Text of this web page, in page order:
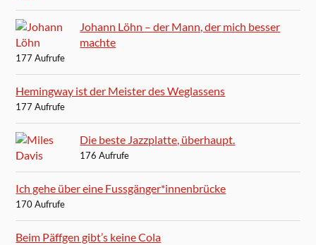
Johann Löhn – der Mann, der mich besser
machte
177 Aufrufe
Hemingway ist der Meister des Weglassens
177 Aufrufe
Die beste Jazzplatte, überhaupt.
176 Aufrufe
Ich gehe über eine Fussgänger*innenbrücke
170 Aufrufe
Beim Päffgen gibt’s keine Cola